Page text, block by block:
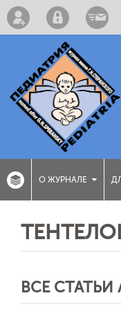
О ЖУРНАЛЕ
ВСЕ СТАТЬИ